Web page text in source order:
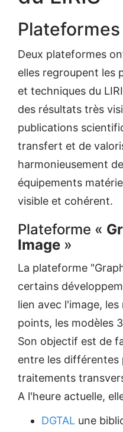
Plateformes
Deux plateformes
elles regroupent les
et techniques du
des résultats très
publications
transfert et de
harmonieusement
équipements
visible et cohérent.
Plateforme «
Image »
La plateforme
certains
lien avec l'image,
points, les modèles
Son objectif est de
entre les différentes
traitements
A l'heure actuelle,
DGTAL une